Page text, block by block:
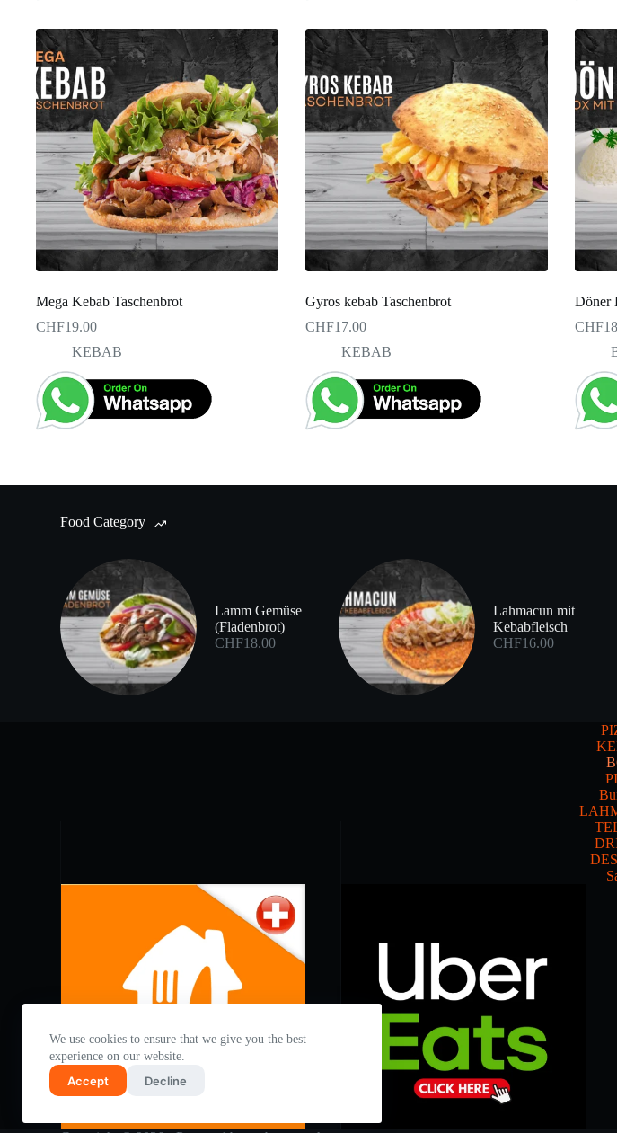
We use cookies to ensure that we give you the best
experience on our website.
Accept Decline
Mega Kebab Taschenbrot
CHF19.00
KEBAB
Gyros kebab Taschenbrot
CHF17.00
KEBAB
Döner
CHF
Food Category
Lamm Gemüse
(Fladenbrot)
CHF18.00
Lahmacun mit
Kebabfleisch
CHF16.00